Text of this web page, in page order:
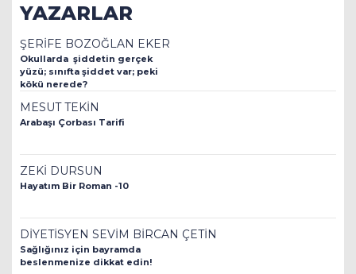
YAZARLAR
ŞERİFE BOZOĞLAN EKER
Okullarda şiddetin gerçek
yüzü; sınıfta şiddet var; peki
kökü nerede?
MESUT TEKİN
Arabaşı Çorbası Tarifi
ZEKİ DURSUN
Hayatım Bir Roman -10
DİYETİSYEN SEVİM BİRCAN ÇETİN
Sağlığınız için bayramda
beslenmenize dikkat edin!